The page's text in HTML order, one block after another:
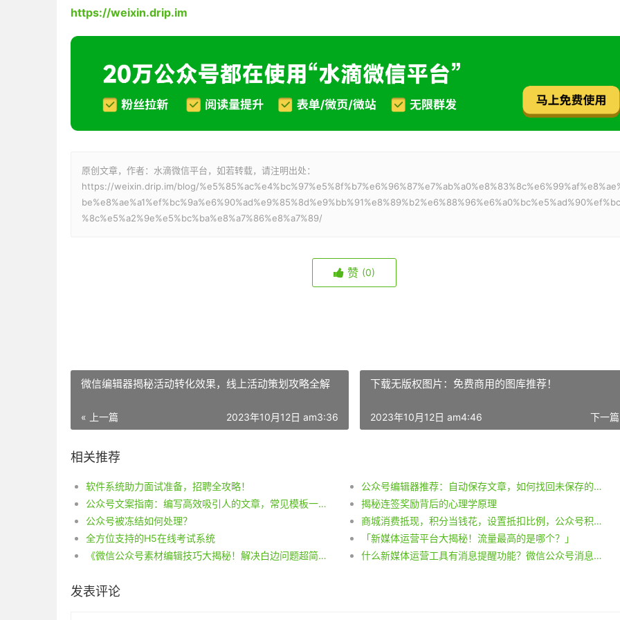
https://weixin.drip.im
原创文章，作者：水滴微信平台，如若转载，请注明出处：
https://weixin.drip.im/blog/
be%e8%ae%a1%ef%bc%9a%e6%90%ad%e9%85%8d%e9%bb%91%e8%89%b2%e6%88%96%e6%a0%bc%e5%ad%90%ef%bc
%8c%e5%a2%9e%e5%bc%ba%e8%a7%86%e8%a7%89/
赞 (0)
微信编辑器揭秘活动转化效果，线上活动策划攻略全解
« 上一篇 2023年10月12日 am3:36
下载无版权图片：免费商用的图库推荐！
下一
2023年10月12日 am4:46
相关推荐
软件系统助力面试准备，招聘全攻略！
公众号编辑器推荐：自动保存文章，如何找回未保存的公众号稿件？
公众号文案指南：编写高效吸引人的文章，常见模板一览。
揭秘连签奖励背后的心理学原理
公众号被冻结如何处理？
商城消费抵现，积分当钱花，设置抵扣比例，公众号积分系统提供灵活选项
全方位支持的H5在线考试系统
「新媒体运营平台大揭秘！流量最高的是哪个？」
《微信公众号素材编辑技巧大揭秘！解决白边问题超简单！》
什么新媒体运营工具有消息提醒功能？微信公众号消息提醒功能怎么用？
发表评论